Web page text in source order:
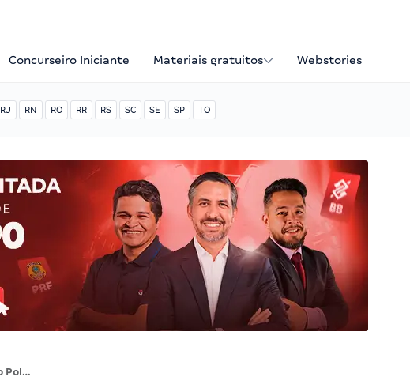
Concurseiro Iniciante Materiais gratuitos Webstories
RJ RN RO RR RS SC SE SP TO
Concurso Polícia Civil AP anunciado! Edital em 2026; confira!